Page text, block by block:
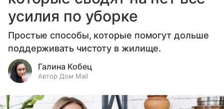
усилия по уборке
Простые способы, которые помогут дольше
поддерживать чистоту в жилище.
Галина Кобец
Автор Дом Mail